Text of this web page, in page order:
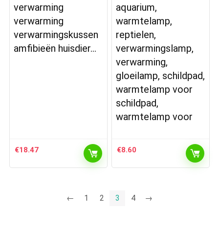
verwarming
verwarming
verwarmingskussen
amfibieën huisdier…
€18.47
aquarium,
warmtelamp,
reptielen,
verwarmingslamp,
verwarming,
gloeilamp, schildpad,
warmtelamp voor
schildpad,
warmtelamp voor
€8.60
← 1 2 3 4 →